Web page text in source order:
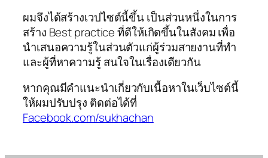
ผมจึงได้สร้างเวปไซต์นี้ขึ้น เป็นส่วนหนึ่งในการ
สร้าง Best practice ที่ดีให้เกิดขึ้นในสังคม เพื่อ
นำเสนอความรู้ในส่วนตัวแก่ผู้ร่วมสายงานที่ทำ
และผู้ที่หาความรู้ สนใจในเรื่องเดียวกัน
หากคุณมีคำแนะนำเกี่ยวกับเนื้อหาในเว็บไซต์นี้
ให้ผมปรับปรุง ติดต่อได้ที่
Facebook.com/sukhachan